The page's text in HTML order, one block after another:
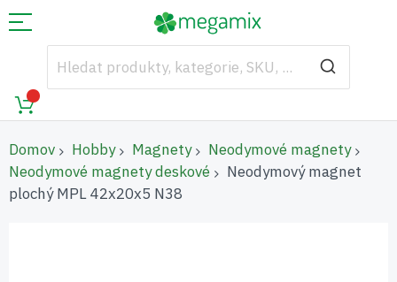
Domov Hobby Magnety
Neodymové magnety
Neodymové magnety deskové
Neodymový magnet
plochý MPL 42x20x5 N38